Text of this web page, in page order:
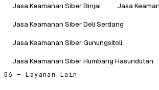
Jasa Keamanan Siber Binjai
Jasa
Jasa Keamanan Siber Deli Serdang
Jasa Keamanan Siber Gunungsitoli
Jasa Keamanan Siber Humbang Hasundutan
06 — Layanan Lain